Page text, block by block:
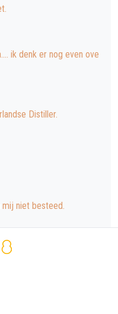
ik denk er nog even ove
Distiller.
mij niet besteed.